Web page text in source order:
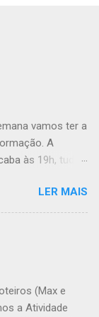
vamos ter a
A
às 19h, tudo
água, papel e
Dawton,
começa à 13h .
vejam as
Ainda há
LER MAIS
(Max e
a Atividade